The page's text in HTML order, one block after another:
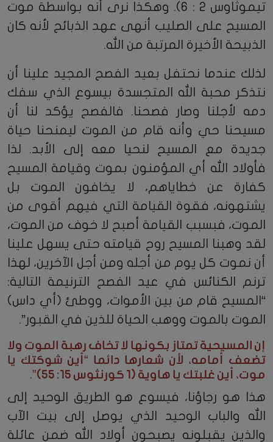
تيموثاوس 2 : 6). وهكذا نرى أنه بواسطة موت
المسيح على الصليب أنهى عهد الذبائح لأنه كان
الذبيحة الأخيرة المرتبة من الله.
لذلك عندما نحتفل بعيد الفصح المجيد علينا أن
نتذكر محبة الله المتجسدة بيسوع الذي سفك
دمه لأجلنا وصار فصحنا. فالفصح يؤكد لنا أن
مسيحنا حي وأنه قام من الموت ليمنحنا حياة
جديدة مع المسيح لنحيا معه إلى الأبد. لذا
فأولاد الله أي المؤمنون بموت وقيامة المسيح
كفارة عن خطاياهم، لا يخافون الموت بل
يشتهونه، فقوة القيامة التي فيهم أقوى من
الموت، فبسبب القيامة أصبح لا خوف من الموت،
لقد وهبنا المسيح روح قيامته حتى يسهل علينا
أن نموت كل يوم من أجله ومن أجل الآخرين، لهذا
ترنم الكنائس في عيد الفصح الترنيمة التالية:
“المسيح قام من بين الأموات، ووطئ (أي داس)
الموت بالموت ووهب الحياة للذين في القبور”.
إن المسيحية تمتاز بكونها لا تخاف رهبة الموت ولا
تضعف أمامه، لأن شعارها دائما “أين شوكتك يا
موت، أين غلبتك يا هاوية (1 كورنثوس 15: 55)”.
هذا هو رجاؤنا، فيسوع هو الطريق الوحيد إلى
الله والباب الوحيد الذي يوصل إلى بيت الآب
والذين يقبلونه يصبحون أولاد الله ضمن عائلة